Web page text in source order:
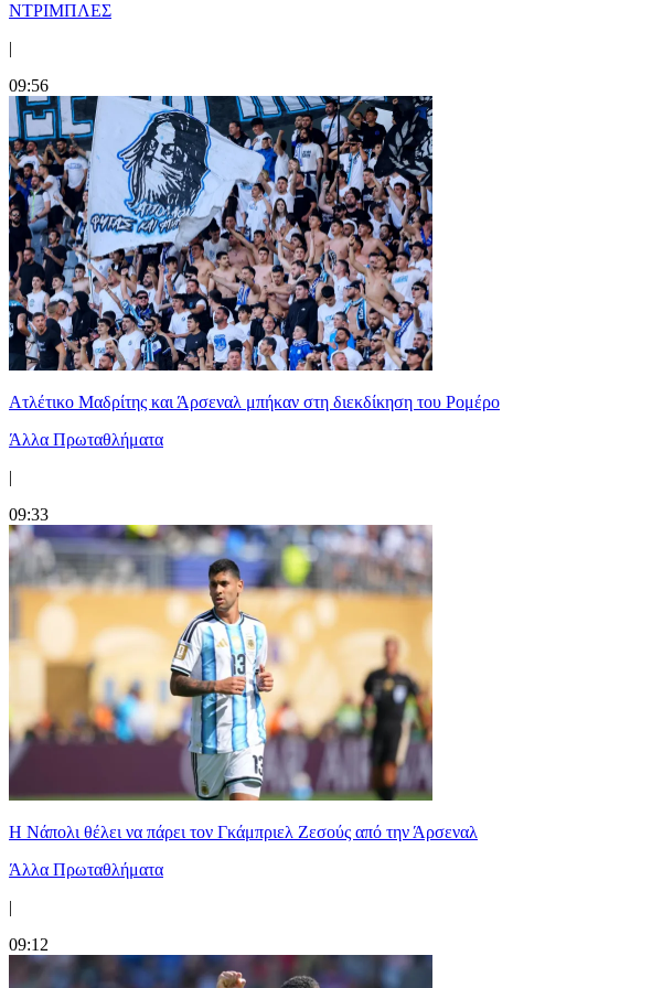
ΝΤΡΙΜΠΛΕΣ
|
09:56
Ατλέτικο Μαδρίτης και Άρσεναλ μπήκαν στη διεκδίκηση του Ρομέρο
Άλλα Πρωταθλήματα
|
09:33
Η Νάπολι θέλει να πάρει τον Γκάμπριελ Ζεσούς από την Άρσεναλ
Άλλα Πρωταθλήματα
|
09:12